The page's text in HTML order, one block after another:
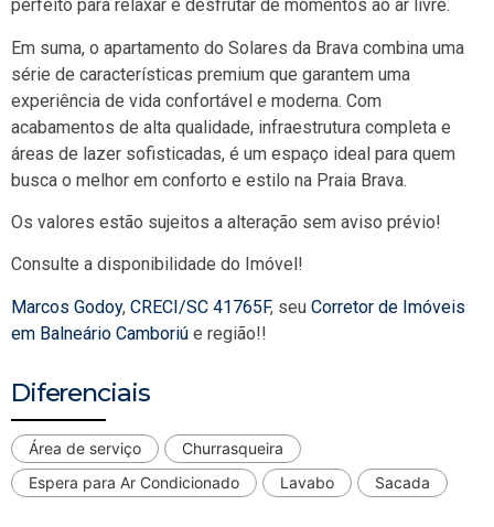
perfeito para relaxar e desfrutar de momentos ao ar livre.
Em suma, o apartamento do Solares da Brava combina uma
série de características premium que garantem uma
experiência de vida confortável e moderna. Com
acabamentos de alta qualidade, infraestrutura completa e
áreas de lazer sofisticadas, é um espaço ideal para quem
busca o melhor em conforto e estilo na Praia Brava.
Os valores estão sujeitos a alteração sem aviso prévio!
Consulte a disponibilidade do Imóvel!
Marcos Godoy, CRECI/SC 41765F, seu Corretor de Imóveis
em Balneário Camboriú e região!!
Diferenciais
Área de serviço
Churrasqueira
Espera para Ar Condicionado
Lavabo Sacada